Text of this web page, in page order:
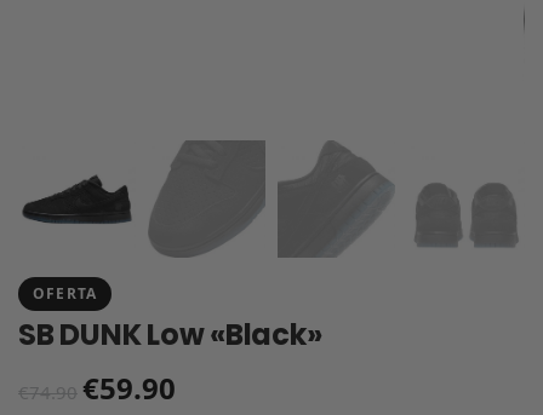
OFERTA
SB DUNK Low «Black»
€74.90 €59.90